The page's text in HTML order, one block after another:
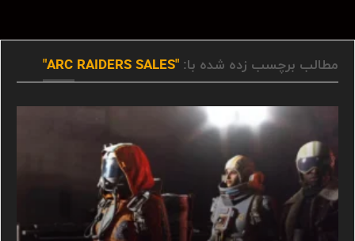
مطالب برچسب زده شده با: "ARC RAIDERS SALES"